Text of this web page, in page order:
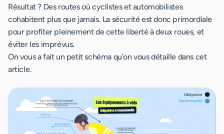
Résultat ? Des routes où cyclistes et automobilistes
cohabitent plus que jamais. La sécurité est donc primordiale
pour profiter pleinement de cette liberté à deux roues, et
éviter les imprévus.
On vous a fait un petit schéma qu’on vous détaille dans cet
article.